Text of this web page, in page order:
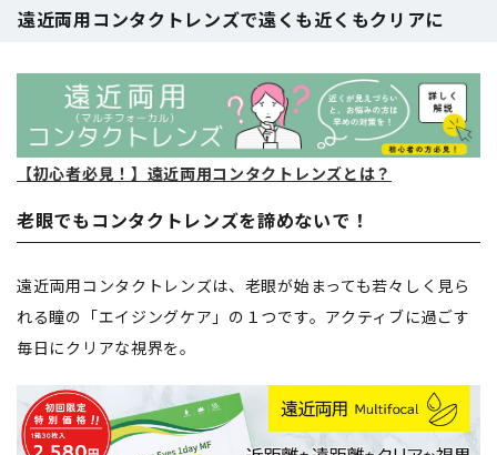
遠近両用コンタクトレンズで遠くも近くもクリアに
【初心者必見！】遠近両用コンタクトレンズとは？
老眼でもコンタクトレンズを諦めないで！
遠近両用コンタクトレンズは、老眼が始まっても若々しく見ら
れる瞳の「エイジングケア」の１つです。アクティブに過ごす
毎日にクリアな視界を。